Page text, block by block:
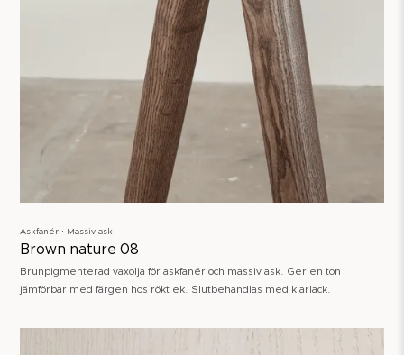
Askfanér ∙ Massiv ask
Brown nature 08
Brunpigmenterad vaxolja för askfanér och massiv ask. Ger en ton
jämförbar med färgen hos rökt ek. Slutbehandlas med klarlack.